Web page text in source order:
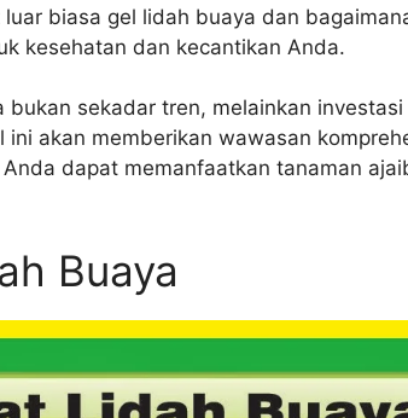
biasa gel lidah buaya dan
kesehatan dan kecantikan Anda.
sekadar tren, melainkan
akan memberikan wawasan
dapat memanfaatkan tanaman
Buaya